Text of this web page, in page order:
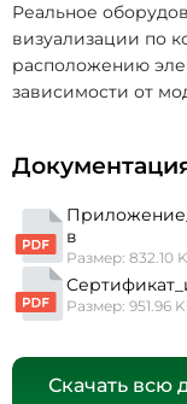
Реальное
визуализации по
расположению
зависимости от
в
Размер: 832.10
Размер: 951.96
Скачать всю